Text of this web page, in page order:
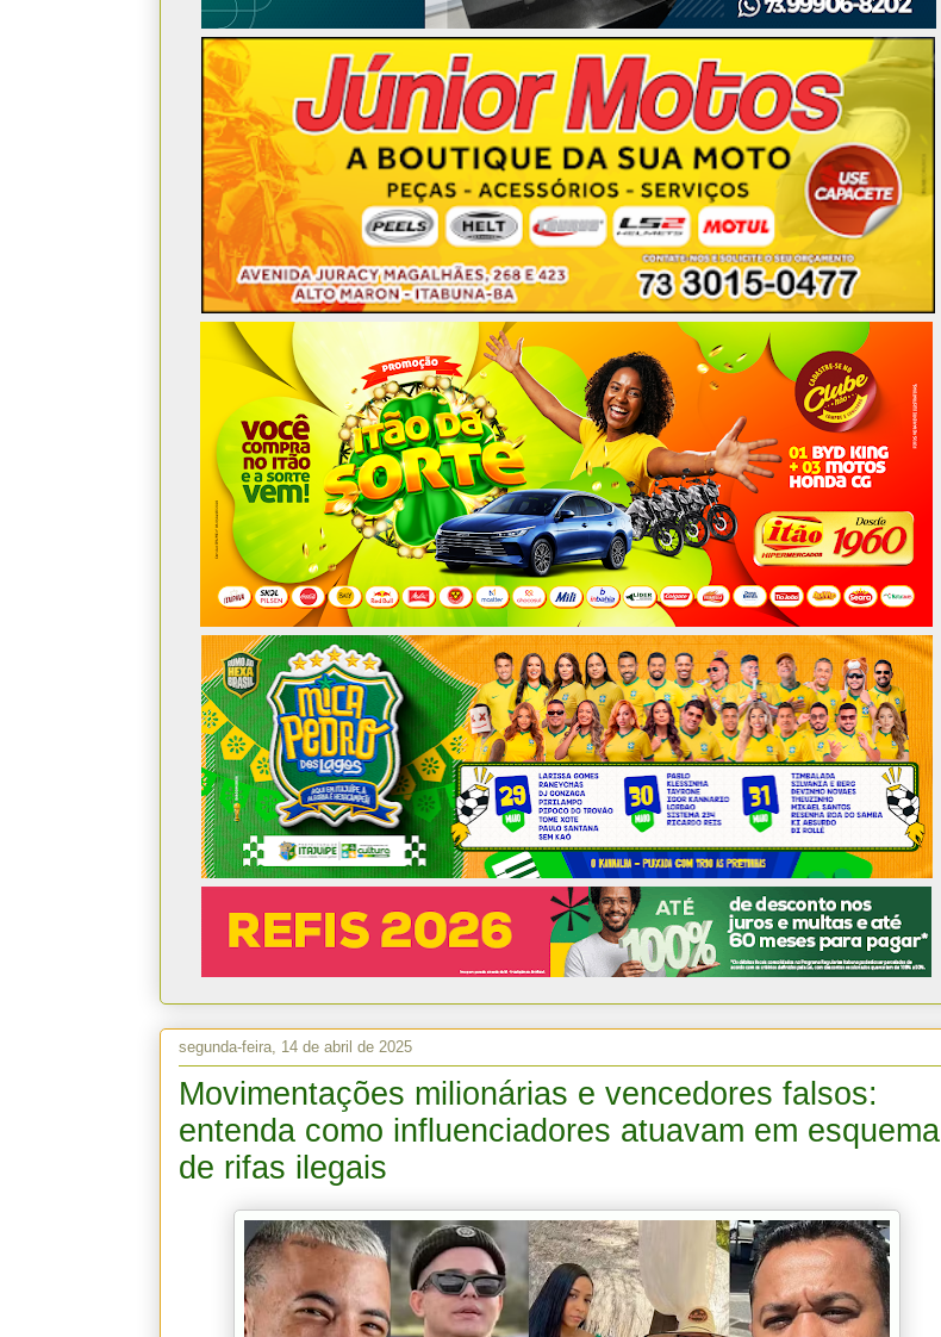
segunda-feira, 14 de abril de 2025
Movimentações milionárias e vencedores falsos:
entenda como influenciadores atuavam em esquema
de rifas ilegais